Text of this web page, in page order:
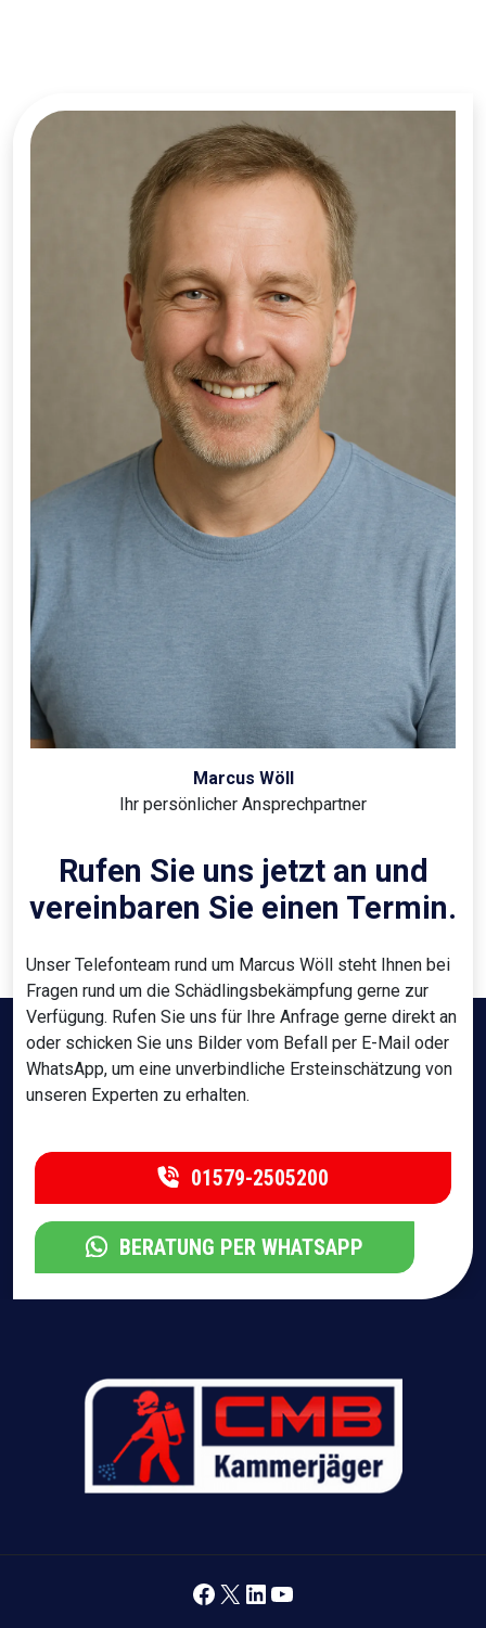
Marcus Wöll
Ihr persönlicher Ansprechpartner
Rufen Sie uns jetzt an und
vereinbaren Sie einen Termin.
Unser Telefonteam rund um Marcus Wöll steht Ihnen bei
Fragen rund um die Schädlingsbekämpfung gerne zur
Verfügung. Rufen Sie uns für Ihre Anfrage gerne direkt an
oder schicken Sie uns Bilder vom Befall per E-Mail oder
WhatsApp, um eine unverbindliche Ersteinschätzung von
unseren Experten zu erhalten.
01579-2505200
BERATUNG PER WHATSAPP
Facebook
X LinkedIn
YouTube